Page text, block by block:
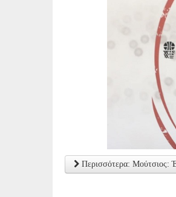
Περισσότερα: Μούτσιος: